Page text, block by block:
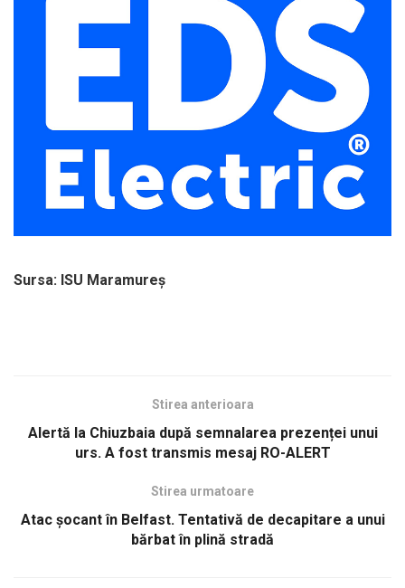
Sursa: ISU Maramureș
Stirea anterioara
Alertă la Chiuzbaia după semnalarea prezenței unui
urs. A fost transmis mesaj RO-ALERT
Stirea urmatoare
Atac șocant în Belfast. Tentativă de decapitare a unui
bărbat în plină stradă